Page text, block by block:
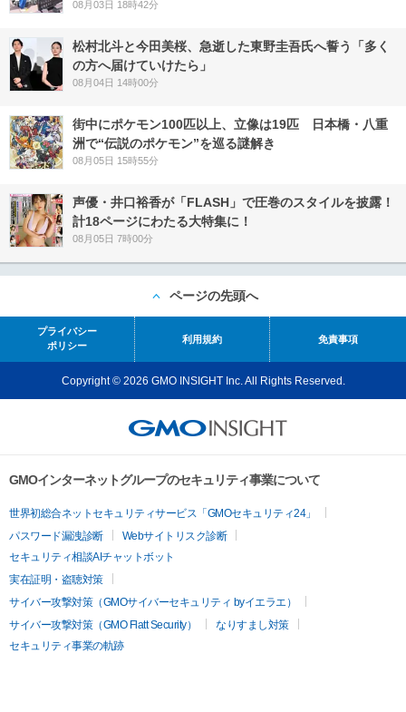
08月03日 18時42分
松村北斗と今田美桜、急逝した東野圭吾氏へ誓う「多く
の方へ届けていけたら」
08月04日 14時00分
街中にポケモン100匹以上、立像は19匹 日本橋・八重
洲で“伝説のポケモン”を巡る謎解き
08月05日 15時55分
声優・井口裕香が「FLASH」で圧巻のスタイルを披露！
計18ページにわたる大特集に！
08月05日 7時00分
ページの先頭へ
プライバシー
ポリシー
利用規約 免責事項
Copyright © 2026 GMO INSIGHT Inc. All Rights Reserved.
GMOインターネットグループのセキュリティ事業について
世界初総合ネットセキュリティサービス「GMOセキュリティ24」
パスワード漏洩診断
Webサイトリスク診断
セキュリティ相談AIチャットボット
実在証明・盗聴対策
サイバー攻撃対策（GMOサイバーセキュリティ byイエラエ）
サイバー攻撃対策（GMO Flatt Security）
なりすまし対策
セキュリティ事業の軌跡